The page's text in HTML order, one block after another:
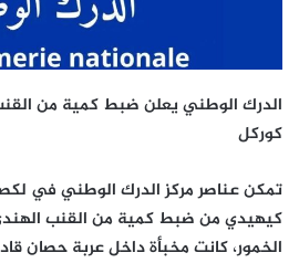
الدرك الوطني يعلن ضبط كمية من
كوركل
كيهيدي من ضبط كمية من القنب
الخمور، كانت مخبأة داخل عربة حصان